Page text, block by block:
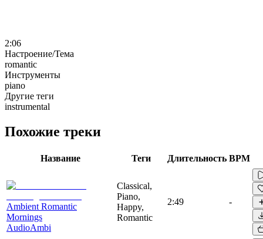
2:06
Настроение/Тема
romantic
Инструменты
piano
Другие теги
instrumental
Похожие треки
Название Теги Длительность BPM
Ambient Romantic
Mornings
AudioAmbi
Classical,
Piano,
Happy,
Romantic
2:49 -